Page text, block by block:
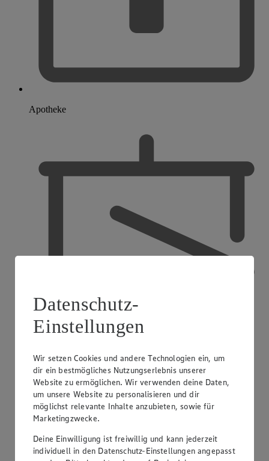
Apotheke
Ausbildender Betrieb
Datenschutz-
Einstellungen
Wir setzen Cookies und andere Technologien ein, um
dir ein bestmögliches Nutzungserlebnis unserer
Website zu ermöglichen. Wir verwenden deine Daten,
um unsere Website zu personalisieren und dir
möglichst relevante Inhalte anzubieten, sowie für
Marketingzwecke.
Deine Einwilligung ist freiwillig und kann jederzeit
individuell in den Datenschutz-Einstellungen angepasst